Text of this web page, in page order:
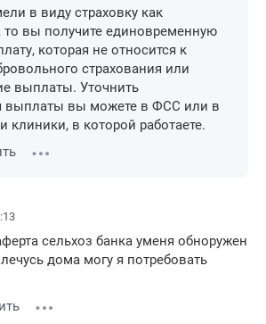
в виду страховку как
то вы получите единовременную
которая не относится к
страхования или
выплаты. Уточнить
выплаты вы можете в ФСС или в
клиники, в которой работаете.
сельхоз банка уменя обноружен
дома могу я потребовать